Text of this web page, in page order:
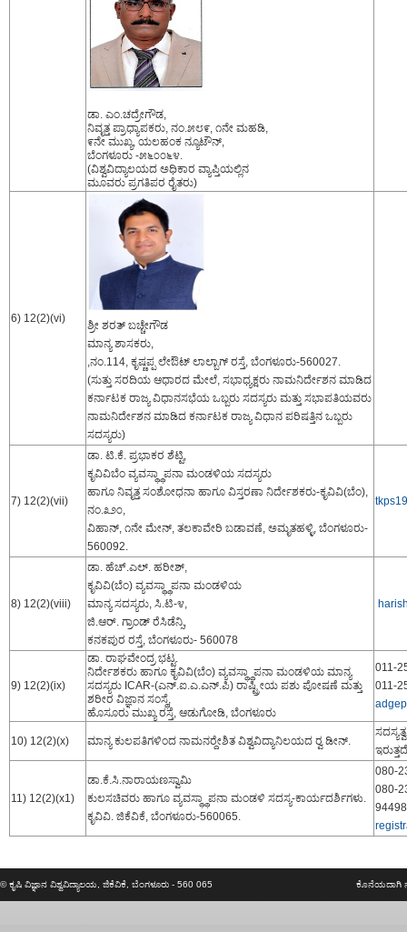
ಡಾ. ಎಂ.ಚದ್ರೇಗೌಡ,
ನಿವೃತ್ತ ಪ್ರಾಧ್ಯಾಪಕರು, ನಂ.೫೮೯, ೧ನೇ ಮಹಡಿ,
೯ನೇ ಮುಖ್ಯ, ಯಲಹಂಕ ನ್ಯೂಟೌನ್,
ಬೆಂಗಳೂರು -೫೬೦೦೬೪.
(ವಿಶ್ವವಿದ್ಯಾಲಯದ ಅಧಿಕಾರ ವ್ಯಾಪ್ತಿಯಲ್ಲಿನ
ಮೂವರು ಪ್ರಗತಿಪರ ರೈತರು)
6) 12(2)(vi)
ಶ್ರೀ ಶರತ್ ಬಚ್ಚೇಗೌಡ
ಮಾನ್ಯ ಶಾಸಕರು,
,ನಂ.114, ಕೃಷ್ಣಪ್ಪ ಲೇಔಟ್ ಲಾಲ್ಬಾಗ್ ರಸ್ತೆ, ಬೆಂಗಳೂರು-560027.
(ಸುತ್ತು ಸರದಿಯ ಆಧಾರದ ಮೇಲೆ, ಸಭಾಧ್ಯಕ್ಷರು ನಾಮನಿರ್ದೇಶನ ಮಾಡಿದ
ಕರ್ನಾಟಕ ರಾಜ್ಯ ವಿಧಾನಸಭೆಯ ಒಬ್ಬರು ಸದಸ್ಯರು ಮತ್ತು ಸಭಾಪತಿಯವರು
ನಾಮನಿರ್ದೇಶನ ಮಾಡಿದ ಕರ್ನಾಟಕ ರಾಜ್ಯ ವಿಧಾನ ಪರಿಷತ್ತಿನ ಒಬ್ಬರು
ಸದಸ್ಯರು)
7) 12(2)(vii)
ಡಾ. ಟಿ.ಕೆ. ಪ್ರಭಾಕರ ಶೆಟ್ಟಿ,
ಕೃವಿವಿಬೆಂ ವ್ಯವಸ್ಥ್ಥಾಪನಾ ಮಂಡಳಿಯ ಸದಸ್ಯರು
ಹಾಗೂ ನಿವೃತ್ತ ಸಂಶೋಧನಾ ಹಾಗೂ ವಿಸ್ತರಣಾ ನಿರ್ದೇಶಕರು-ಕೃವಿವಿ(ಬೆಂ),
ನಂ.೩೨೦,
ವಿಹಾನ್, ೧ನೇ ಮೇನ್, ತಲಕಾವೇರಿ ಬಡಾವಣೆ, ಅಮೃತಹಳ್ಳಿ, ಬೆಂಗಳೂರು-
560092.
8) 12(2)(viii)
ಡಾ. ಹೆಚ್.ಎಲ್. ಹರೀಶ್,
ಕೃವಿವಿ(ಬೆಂ) ವ್ಯವಸ್ಥ್ಥಾಪನಾ ಮಂಡಳಿಯ
ಮಾನ್ಯ ಸದಸ್ಯರು, ಸಿ.ಟಿ-೪,
ಜಿ.ಆರ್. ಗ್ರಾಂಡ್ ರೆಸಿಡೆನ್ಸಿ,
ಕನಕಪುರ ರಸ್ತೆ, ಬೆಂಗಳೂರು- 560078
9) 12(2)(ix)
ಡಾ. ರಾಘವೇಂದ್ರ ಭಟ್ಟ.
ನಿರ್ದೇಶಕರು ಹಾಗೂ ಕೃವಿವಿ(ಬೆಂ) ವ್ಯವಸ್ಥ್ಥಾಪನಾ ಮಂಡಳಿಯ ಮಾನ್ಯ
ಸದಸ್ಯರು ICAR-(ಎನ್.ಐ.ಎ.ಎನ್.ಪಿ) ರಾಷ್ಟ್ರೀಯ ಪಶು ಪೋಷಣೆ ಮತ್ತು
ಶರೀರ ವಿಜ್ಞಾನ ಸಂಸ್ಥೆ,
ಹೊಸೂರು ಮುಖ್ಯ ರಸ್ತೆ, ಆಡುಗೋಡಿ, ಬೆಂಗಳೂರು
011-
011-
10) 12(2)(x) ಮಾನ್ಯ ಕುಲಪತಿಗಳಿಂದ ನಾಮನರ‍್ದೇಶಿತ ವಿಶ್ವವಿದ್ಯಾನಿಲಯದ ರ‍್ವ ಡೀನ್.
11) 12(2)(x1)
ಡಾ.ಕೆ.ಸಿ.ನಾರಾಯಣಸ್ವಾಮಿ
ಕುಲಸಚಿವರು ಹಾಗೂ ವ್ಯವಸ್ಥ್ಥಾಪನಾ ಮಂಡಳಿ ಸದಸ್ಯ-ಕಾರ್ಯದರ್ಶಿಗಳು.
ಕೃವಿವಿ. ಜಿಕೆವಿಕೆ, ಬೆಂಗಳೂರು-560065.
080-
080-
© ಕೃಷಿ ವಿಜ್ಞಾನ ವಿಶ್ವವಿದ್ಯಾಲಯ, ಜಿಕೆವಿಕೆ, ಬೆಂಗಳೂರು - 560 065 ಕೊನೆಯದಾಗಿ